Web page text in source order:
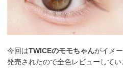
今回はTWICEのモモちゃんがイメ
発売されたので全色レビューしてい